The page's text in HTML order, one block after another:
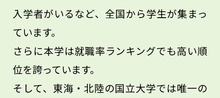
入学者がいるなど、全国から学生が集まっ
ています。
さらに本学は就職率ランキングでも高い順
位を誇っています。
そして、東海・北陸の国立大学では唯一の